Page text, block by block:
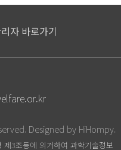
자 바로가기
Designed by HiHompy.
3조등에 의거하여 과학기술정보